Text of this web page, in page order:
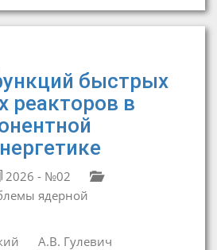
быстрых
реакторов в
2026 - №02
ядерной
А.В. Гулевич